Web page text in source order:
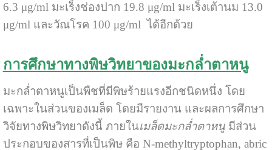
6.3 μg/ml มะเร็งช่องปาก 19.8 μg/ml มะเร็งเต้านม 13.0
μg/ml และวัณโรค 100 μg/ml ได้อีกด้วย
การศึกษาทางพิษวิทยาของมะกล่ำตาหนู
มะกล่ำตาหนูเป็นพืชที่มีพิษร้ายแรงอีกชนิดหนึ่ง โดย
เฉพาะในส่วนของเมล็ด โดยมีรายงาน และผลการศึกษา
วิจัยทางพิษวิทยาดังนี้ ภายในเมล็ดมะกล่ำตาหนู มีส่วน
ประกอบของสารที่เป็นพิษ คือ N-methyltryptophan, abric